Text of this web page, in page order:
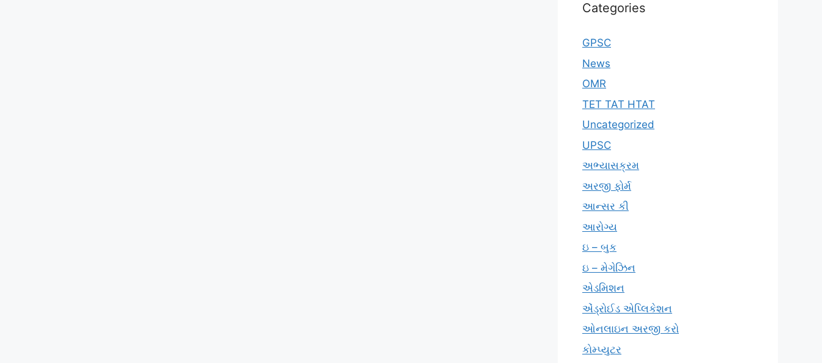
Categories
GPSC
News
OMR
TET TAT HTAT
Uncategorized
UPSC
અભ્યાસક્રમ
અરજી ફોર્મ
આન્સર કી
આરોગ્ય
ઇ – બુક
ઇ – મેગેઝિન
એડમિશન
એંડ્રોઈડ એપ્લિકેશન
ઓનલાઇન અરજી કરો
કોમ્પ્યુટર